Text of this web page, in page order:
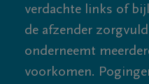
verdachte links of
de afzender
onderneemt
voorkomen.